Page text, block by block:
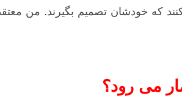
که خودشان تصمیم بگیرند. من
می رود؟